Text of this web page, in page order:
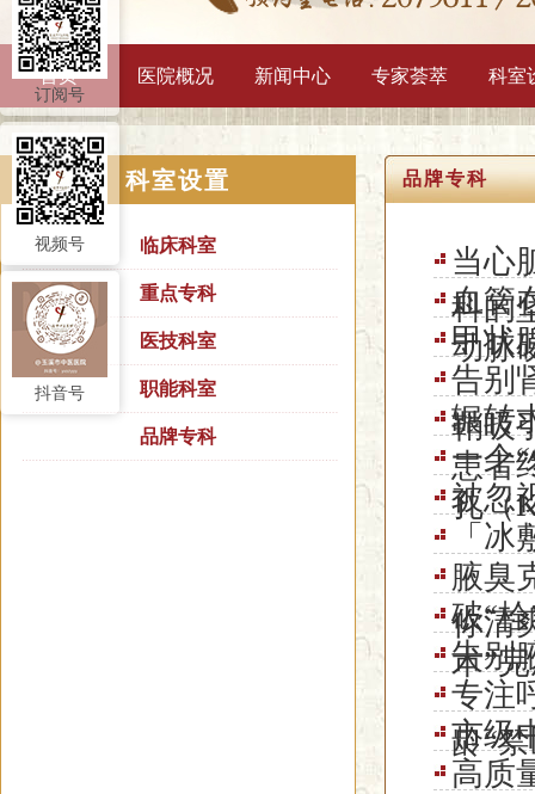
首页 医院概况 新闻中心 专家荟萃 科室
科室设置
临床科室
重点专科
医技科室
职能科室
品牌专科
品牌专科
当心
科的
血管
动脉
甲状
告别
鞘吸
辗转
患者
一个
孔（
被忽
「
腋臭
你清
破“
术”
告别
专注
龄“
市级
高质
订阅号
视频号
抖音号